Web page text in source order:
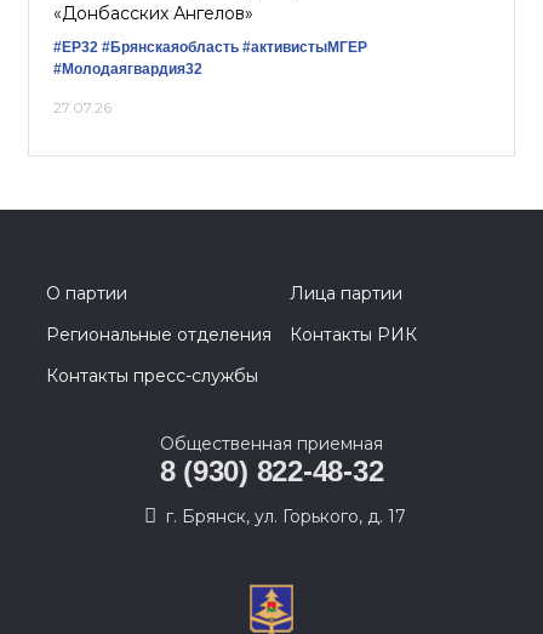
«Донбасских Ангелов»
#ЕР32 #Брянскаяобласть #активистыМГЕР
#Молодаягвардия32
27.07.26
О партии
Лица партии
Региональные отделения
Контакты РИК
Контакты пресс-службы
Общественная приемная
8 (930) 822-48-32
г. Брянск, ул. Горького, д. 17